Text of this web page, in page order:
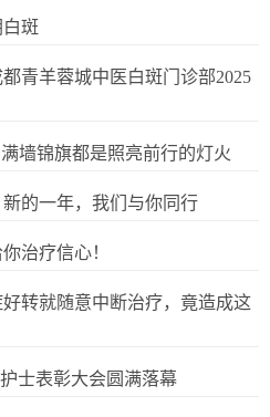
斑
青羊蓉城中医白斑门诊部2025
墙锦旗都是照亮前行的灯火
的一年，我们与你同行
治疗信心！
好转就随意中断治疗，竟造成这
士表彰大会圆满落幕